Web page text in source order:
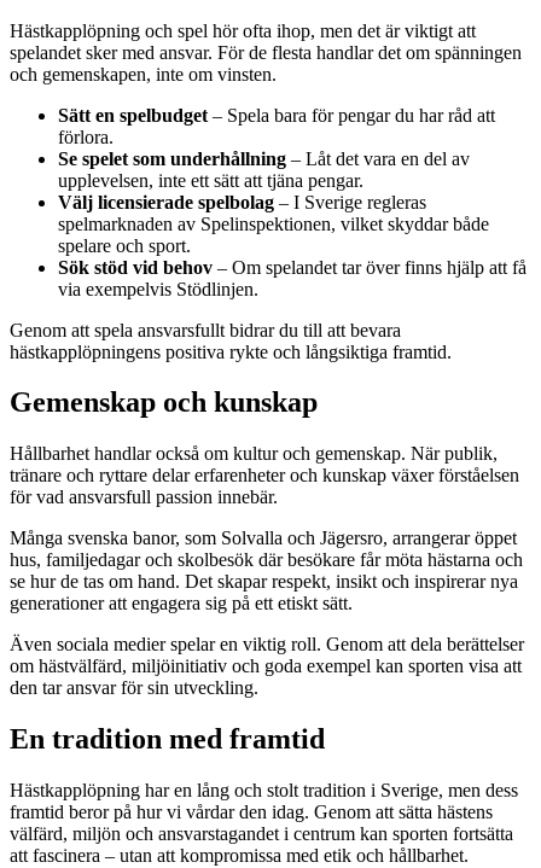
Hästkapplöpning och spel hör ofta ihop, men det är viktigt att
spelandet sker med ansvar. För de flesta handlar det om spänningen
och gemenskapen, inte om vinsten.
Sätt en spelbudget – Spela bara för pengar du har råd att
förlora.
Se spelet som underhållning – Låt det vara en del av
upplevelsen, inte ett sätt att tjäna pengar.
Välj licensierade spelbolag – I Sverige regleras
spelmarknaden av Spelinspektionen, vilket skyddar både
spelare och sport.
Sök stöd vid behov – Om spelandet tar över finns hjälp att få
via exempelvis Stödlinjen.
Genom att spela ansvarsfullt bidrar du till att bevara
hästkapplöpningens positiva rykte och långsiktiga framtid.
Gemenskap och kunskap
Hållbarhet handlar också om kultur och gemenskap. När publik,
tränare och ryttare delar erfarenheter och kunskap växer förståelsen
för vad ansvarsfull passion innebär.
Många svenska banor, som Solvalla och Jägersro, arrangerar öppet
hus, familjedagar och skolbesök där besökare får möta hästarna och
se hur de tas om hand. Det skapar respekt, insikt och inspirerar nya
generationer att engagera sig på ett etiskt sätt.
Även sociala medier spelar en viktig roll. Genom att dela berättelser
om hästvälfärd, miljöinitiativ och goda exempel kan sporten visa att
den tar ansvar för sin utveckling.
En tradition med framtid
Hästkapplöpning har en lång och stolt tradition i Sverige, men dess
framtid beror på hur vi vårdar den idag. Genom att sätta hästens
välfärd, miljön och ansvarstagandet i centrum kan sporten fortsätta
att fascinera – utan att kompromissa med etik och hållbarhet.